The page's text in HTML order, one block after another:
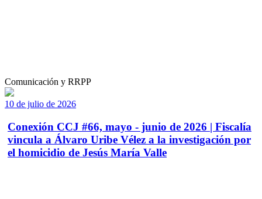
Comunicación y RRPP
10 de julio de 2026
Conexión CCJ #66, mayo - junio de 2026 | Fiscalía
vincula a Álvaro Uribe Vélez a la investigación por
el homicidio de Jesús María Valle